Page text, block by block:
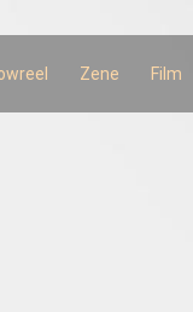
Zene Film